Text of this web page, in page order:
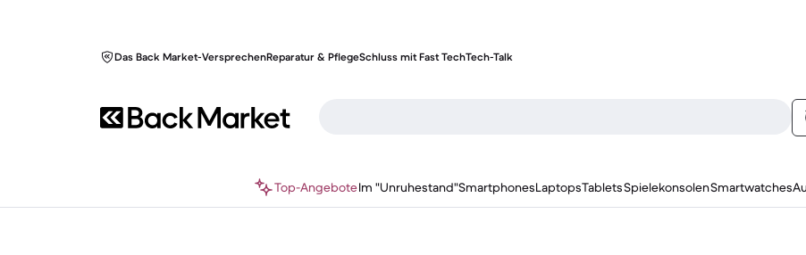
Das Back Market-VersprechenReparatur & PflegeSchluss mit Fast TechTech-Talk
Top-AngeboteIm "Unruhestand"SmartphonesLaptopsTabletsSpielekonsolenSmartwatches